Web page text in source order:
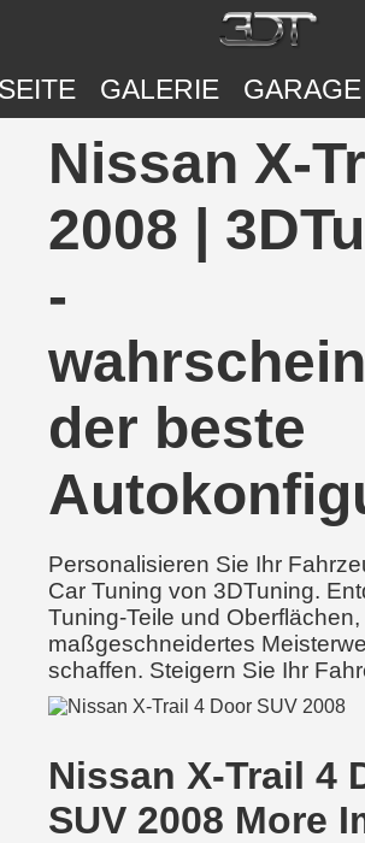
GALERIE GARAGE
Nissan X-
2008 |
-
der beste
Personalisieren Sie Ihr
Car Tuning von 3DTuning.
Tuning-Teile und
maßgeschneidertes
schaffen. Steigern Sie Ihr
Nissan X-Trail 4
SUV 2008 More